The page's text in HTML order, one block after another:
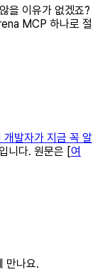
을 이유가 없겠죠?
MCP 하나로 절
개발자가 지금 꼭 알
니다. 원문은 [여
만나요.